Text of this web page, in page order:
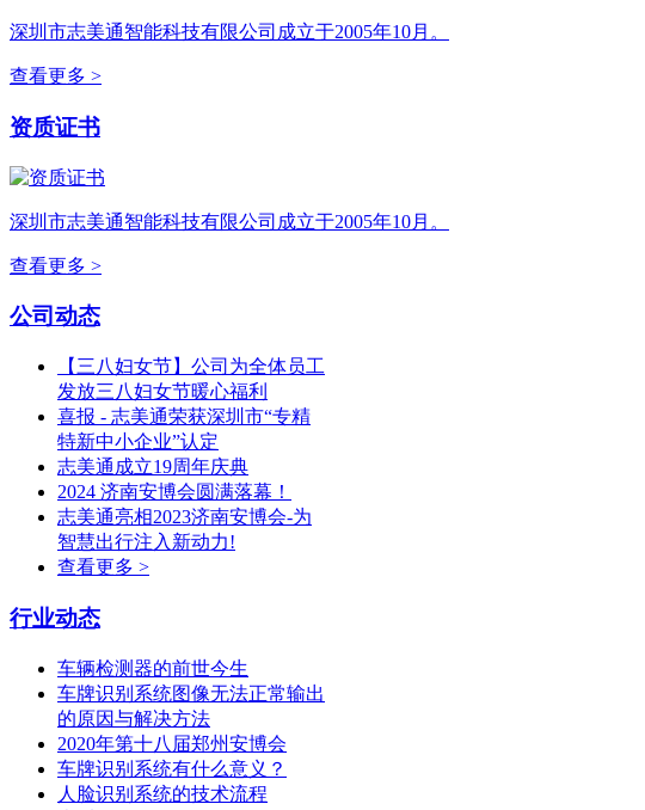
深圳市志美通智能科技有限公司成立于2005年10月。
查看更多 >
资质证书
深圳市志美通智能科技有限公司成立于2005年10月。
查看更多 >
公司动态
【三八妇女节】公司为全体员工
发放三八妇女节暖心福利
喜报 - 志美通荣获深圳市“专精
特新中小企业”认定
志美通成立19周年庆典
2024 济南安博会圆满落幕！
志美通亮相2023济南安博会-为
智慧出行注入新动力!
查看更多 >
行业动态
车辆检测器的前世今生
车牌识别系统图像无法正常输出
的原因与解决方法
2020年第十八届郑州安博会
车牌识别系统有什么意义？
人脸识别系统的技术流程